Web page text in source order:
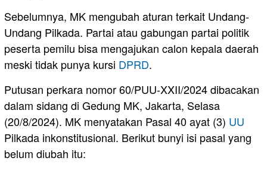
Sebelumnya, MK mengubah aturan terkait Undang-
Undang Pilkada. Partai atau gabungan partai politik
peserta pemilu bisa mengajukan calon kepala daerah
meski tidak punya kursi DPRD.
Putusan perkara nomor 60/PUU-XXII/2024 dibacakan
dalam sidang di Gedung MK, Jakarta, Selasa
(20/8/2024). MK menyatakan Pasal 40 ayat (3) UU
Pilkada inkonstitusional. Berikut bunyi isi pasal yang
belum diubah itu: